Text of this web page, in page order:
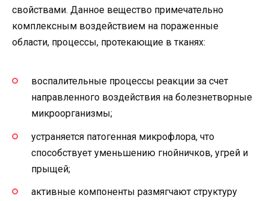
свойствами. Данное вещество примечательно
комплексным воздействием на пораженные
области, процессы, протекающие в тканях:
воспалительные процессы реакции за счет
направленного воздействия на болезнетворные
микроорганизмы;
устраняется патогенная микрофлора, что
способствует уменьшению гнойничков, угрей и
прыщей;
активные компоненты размягчают структуру